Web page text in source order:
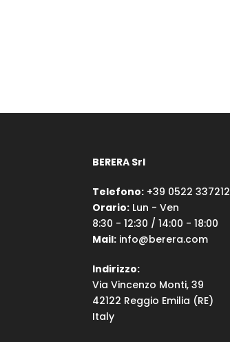
BERERA Srl
Telefono: +39 0522 337212
Orario: Lun - Ven
8:30 - 12:30 / 14:00 - 18:00
Mail: info@berera.com
Indirizzo:
Via Vincenzo Monti, 39
42122 Reggio Emilia (RE)
Italy